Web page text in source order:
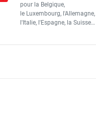
capable de couper
intensif sur un seul
pour la Belgique,
le Luxembourg, l'Allemagne,
l'Italie, l'Espagne, la Suisse…